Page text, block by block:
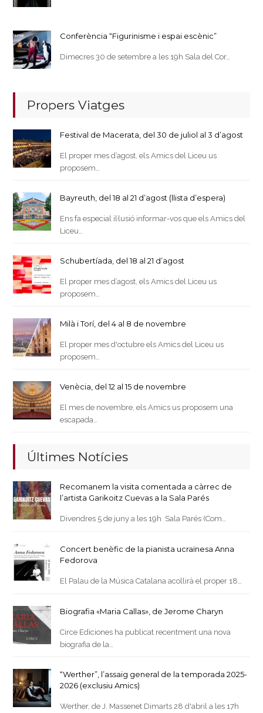
Conferència “Figurinisme i espai escènic”
Dimecres 30 de setembre a les 19h Sala del Cor…
Propers Viatges
Festival de Macerata, del 30 de juliol al 3 d’agost
El proper mes d’agost, els Amics del Liceu us
proposem…
Bayreuth, del 18 al 21 d’agost (llista d’espera)
Ens fa especial il·lusió informar-vos que els Amics del
Liceu…
Schubertíada, del 18 al 21 d’agost
El proper mes d’agost, els Amics del Liceu us
proposem…
Milà i Torí, del 4 al 8 de novembre
El proper mes d'octubre els Amics del Liceu us
proposem…
Venècia, del 12 al 15 de novembre
El mes de novembre, els Amics us proposem una
escapada…
Últimes Notícies
Recomanem la visita comentada a càrrec de
l’artista Garikoitz Cuevas a la Sala Parés
Divendres 5 de juny a les 19h Sala Parés (Com…
Concert benèfic de la pianista ucraïnesa Anna
Fedorova
El Palau de la Música Catalana acollirà el proper 18…
Biografia «Maria Callas», de Jerome Charyn
Circe Ediciones ha publicat recentment una nova
biografia de la…
“Werther”, l’assaig general de la temporada 2025-
2026 (exclusiu Amics)
Werther, de J. Massenet Dimarts 28 d'abril a les 17h